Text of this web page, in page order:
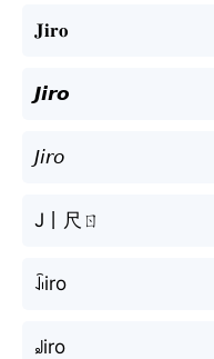
𝐉𝐢𝐫𝐨
𝙅𝙞𝙧𝙤
𝘑𝘪𝘳𝘰
J丨尺ㄖ
ꀭiro
꒻iro